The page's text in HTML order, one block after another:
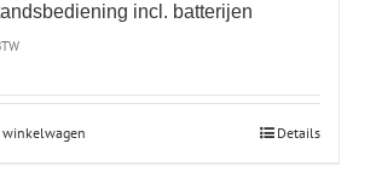
incl. batterijen
winkelwagen Details